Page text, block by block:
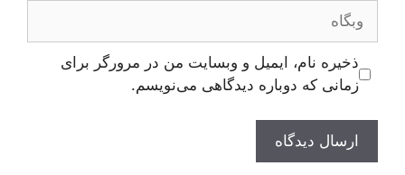
وبگاه
ذخیره نام، ایمیل و وبسایت من در مرورگر برای
زمانی که دوباره دیدگاهی می‌نویسم.